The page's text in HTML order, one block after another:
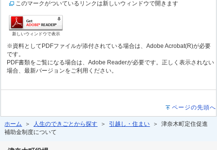
このマークがついているリンクは新しいウィンドウで開きます
新しいウィンドウで表示
※資料としてPDFファイルが添付されている場合は、Adobe Acrobat(R)が必要
です。
PDF書類をご覧になる場合は、Adobe Readerが必要です。正しく表示されない
場合、最新バージョンをご利用ください。
ページの先頭へ
ホーム ＞ 人生のできごとから探す ＞ 引越し・住まい ＞ 津奈木町定住促進
補助金制度について